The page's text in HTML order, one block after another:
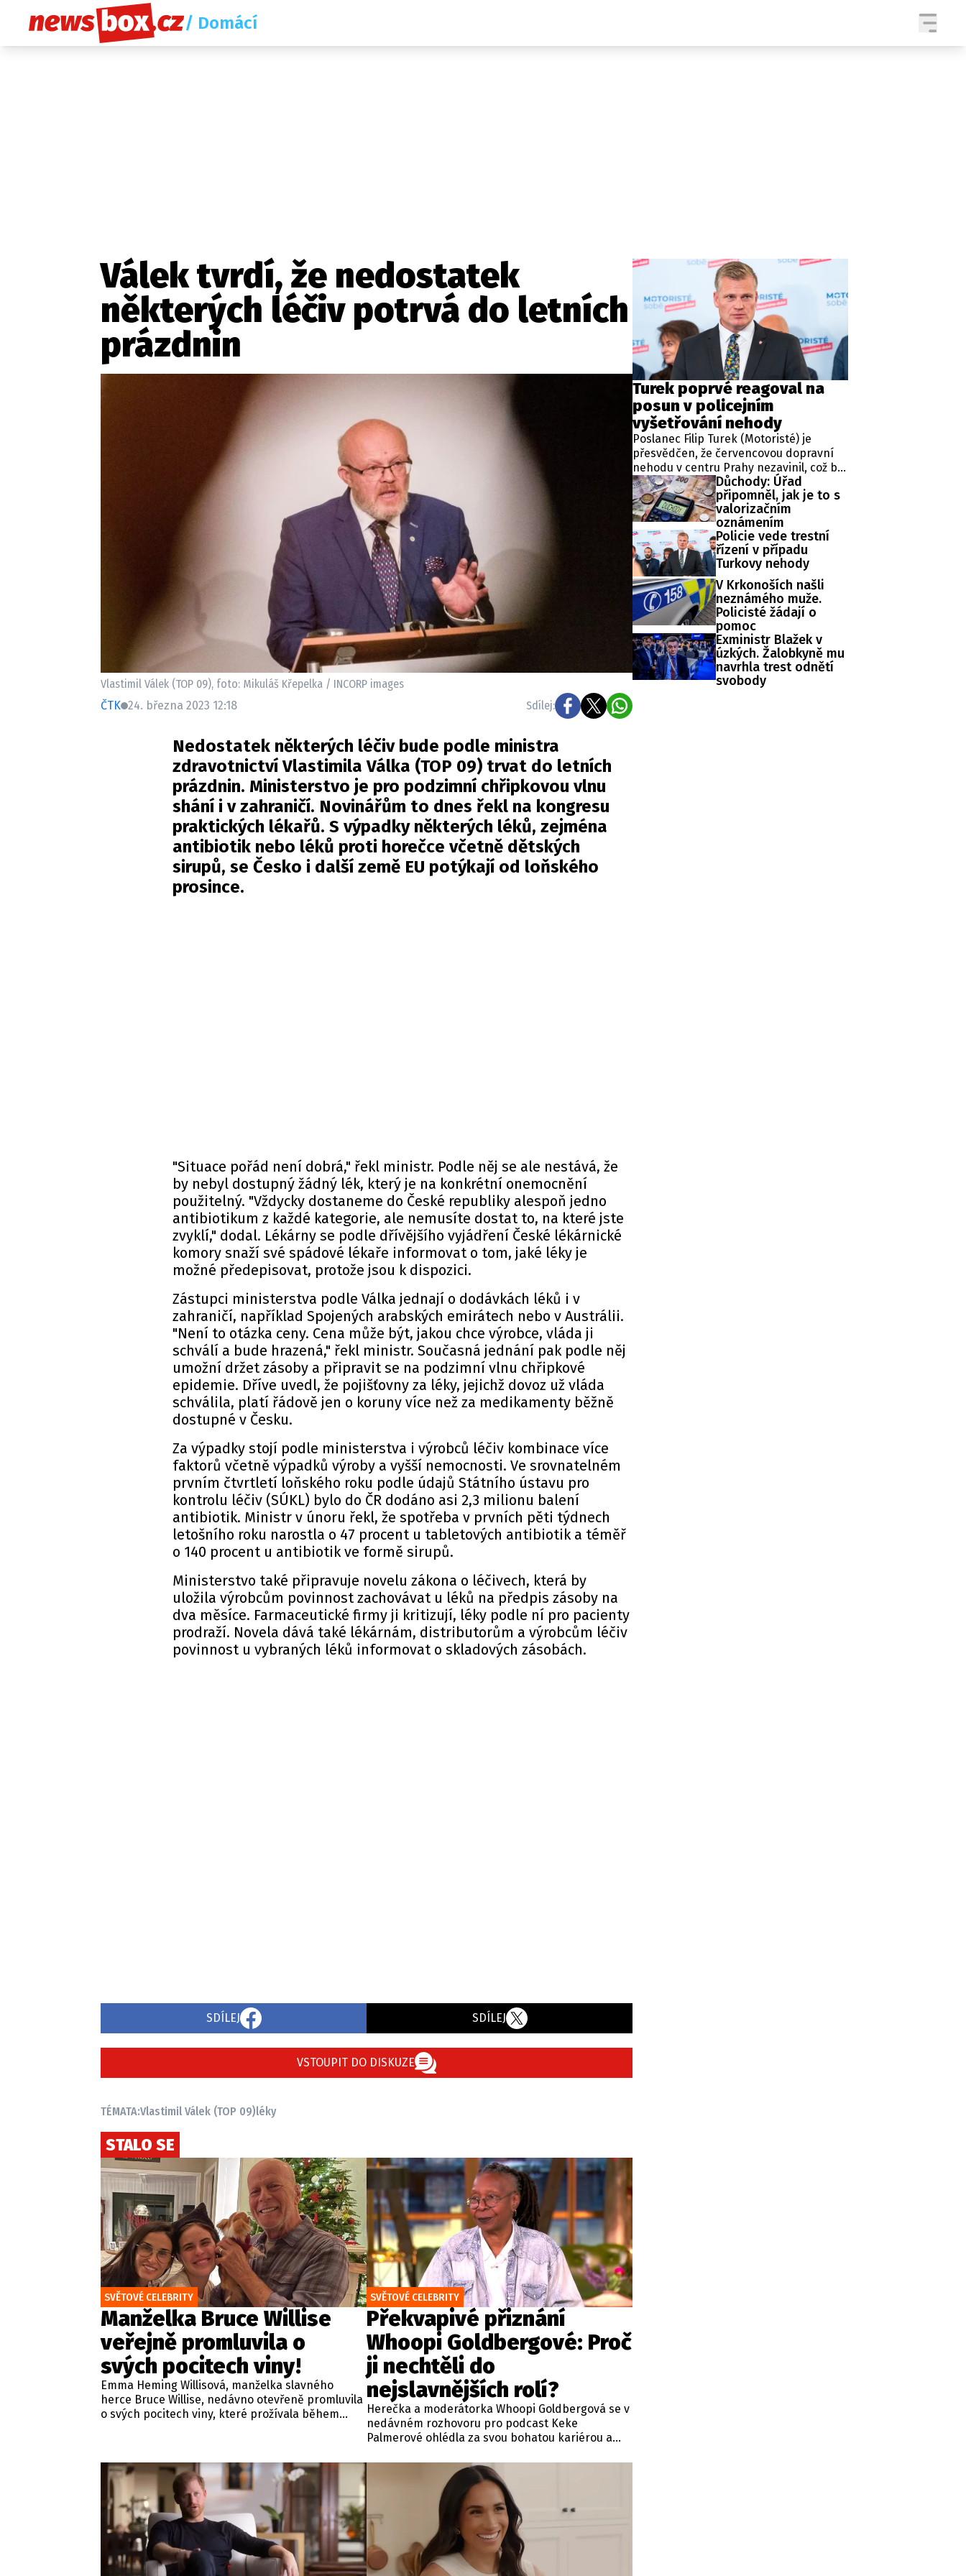
/ Domácí
Etický kodex Redakce Kontakt Vydavatel Inzerce Osobní údaje / Cookies Volná místa
Provozovatelem serveru newsbox.cz je INCORP MEDIA GROUP s.r.o., IČ: 118 23 054
Zaznamenali jste událost? Máte pro nás důležitou zprávu, příběh, fotografie, videa?
redakce@newsbox.cz
Nejlepší z vás odměníme
Válek tvrdí, že nedostatek
některých léčiv potrvá do letních
prázdnin
Vlastimil Válek (TOP 09), foto: Mikuláš Křepelka / INCORP images
ČTK 24. března 2023 12:18 Sdílej:
Nedostatek některých léčiv bude podle ministra
zdravotnictví Vlastimila Válka (TOP 09) trvat do letních
prázdnin. Ministerstvo je pro podzimní chřipkovou vlnu
shání i v zahraničí. Novinářům to dnes řekl na kongresu
praktických lékařů. S výpadky některých léků, zejména
antibiotik nebo léků proti horečce včetně dětských
sirupů, se Česko i další země EU potýkají od loňského
prosince.
"Situace pořád není dobrá," řekl ministr. Podle něj se ale nestává, že
by nebyl dostupný žádný lék, který je na konkrétní onemocnění
použitelný. "Vždycky dostaneme do České republiky alespoň jedno
antibiotikum z každé kategorie, ale nemusíte dostat to, na které jste
zvyklí," dodal. Lékárny se podle dřívějšího vyjádření České lékárnické
komory snaží své spádové lékaře informovat o tom, jaké léky je
možné předepisovat, protože jsou k dispozici.
Zástupci ministerstva podle Válka jednají o dodávkách léků i v
zahraničí, například Spojených arabských emirátech nebo v Austrálii.
"Není to otázka ceny. Cena může být, jakou chce výrobce, vláda ji
schválí a bude hrazená," řekl ministr. Současná jednání pak podle něj
umožní držet zásoby a připravit se na podzimní vlnu chřipkové
epidemie. Dříve uvedl, že pojišťovny za léky, jejichž dovoz už vláda
schválila, platí řádově jen o koruny více než za medikamenty běžně
dostupné v Česku.
Za výpadky stojí podle ministerstva i výrobců léčiv kombinace více
faktorů včetně výpadků výroby a vyšší nemocnosti. Ve srovnatelném
prvním čtvrtletí loňského roku podle údajů Státního ústavu pro
kontrolu léčiv (SÚKL) bylo do ČR dodáno asi 2,3 milionu balení
antibiotik. Ministr v únoru řekl, že spotřeba v prvních pěti týdnech
letošního roku narostla o 47 procent u tabletových antibiotik a téměř
o 140 procent u antibiotik ve formě sirupů.
Ministerstvo také připravuje novelu zákona o léčivech, která by
uložila výrobcům povinnost zachovávat u léků na předpis zásoby na
dva měsíce. Farmaceutické firmy ji kritizují, léky podle ní pro pacienty
prodraží. Novela dává také lékárnám, distributorům a výrobcům léčiv
povinnost u vybraných léků informovat o skladových zásobách.
SDÍLEJ SDÍLEJ
VSTOUPIT DO DISKUZE
TÉMATA:Vlastimil Válek (TOP 09)léky
STALO SE
SVĚTOVÉ CELEBRITY
Manželka Bruce Willise
veřejně promluvila o
svých pocitech viny!
Emma Heming Willisová, manželka slavného
herce Bruce Willise, nedávno otevřeně promluvila
o svých pocitech viny, které prožívala během
problémům a o rok později mu byla
diagnostikována frontotemporální demence.
SVĚTOVÉ CELEBRITY
Překvapivé přiznání
Whoopi Goldbergové: Proč
ji nechtěli do
nejslavnějších rolí?
Herečka a moderátorka Whoopi Goldbergová se v
nedávném rozhovoru pro podcast Keke
Palmerové ohlédla za svou bohatou kariérou a
nejslavnějším filmovým úlohám. Držitelka
prestižního ocenění EGOT přiznala, že o ni tvůrci
kultovního romantického snímku Duch z roku
1990 zpočátku vůbec nestáli. Když se tehdy
dotazovala, proč ji castingoví agenti nezavolali na
zkoušky, dostala odpověď, že její účast odmítli ze
strachu, že by svou přítomností diváky z filmu
vytrhla.
Turek poprvé reagoval na
posun v policejním
vyšetřování nehody
Poslanec Filip Turek (Motoristé) je
přesvědčen, že červencovou dopravní
nehodu v centru Prahy nezavinil, což by
podle jeho slov mělo prokázat i
probíhající vyšetřování. Policie v
případu zahájila trestní řízení a zároveň
nařídila znalecké zkoumání. Nikdo
zatím nebyl obviněn.
Důchody: Úřad
připomněl, jak je to s
valorizačním
oznámením
Policie vede trestní
řízení v případu
Turkovy nehody
V Krkonoších našli
neznámého muže.
Policisté žádají o
pomoc
Exministr Blažek v
úzkých. Žalobkyně mu
navrhla trest odnětí
svobody